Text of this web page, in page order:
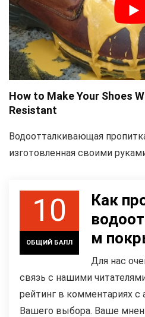
How to Make Your Shoes
Resistant
Водоотталкивающая
изготовленная своими
10
ОБЩИЙ БАЛЛ
Как
м
Для нас
связь с нашими
рейтинг в комментариях с
Вашего выбора. Ваше